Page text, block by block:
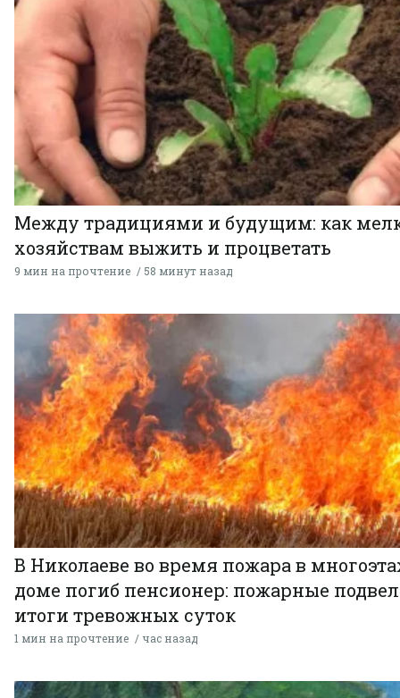
Между традициями и будущим: как
хозяйствам выжить и процветать
9 мин на прочтение 58 минут назад
В Николаеве во время пожара в
доме погиб пенсионер: пожарные
итоги тревожных суток
1 мин на прочтение час назад